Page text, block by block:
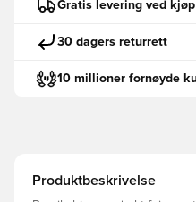
Gratis levering ved
30 dagers returrett
10 millioner fornøyde
Produktbeskrivelse